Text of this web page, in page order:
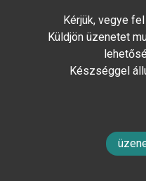
Kérjük, vegye
Küldjön üzenetet
Készséggel